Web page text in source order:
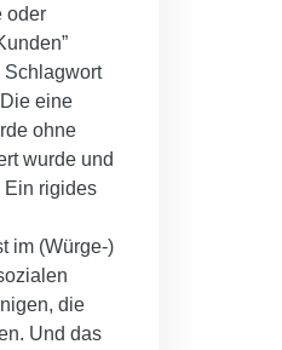
oder
Schlagwort
eine
ohne
wurde und
Ein rigides
im (Würge-)
die
Und das